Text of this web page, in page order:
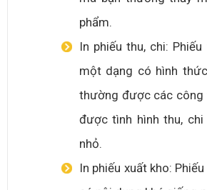
phẩm.
In phiếu thu, chi:
một dạng có hình
thường được các công
được tình hình thu,
nhỏ.
In phiếu xuất kho: